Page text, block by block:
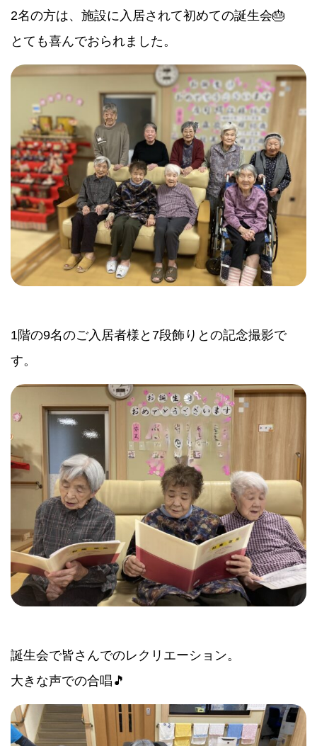
2名の方は、施設に入居されて初めての誕生会🎂
とても喜んでおられました。
1階の9名のご入居者様と7段飾りとの記念撮影で
す。
誕生会で皆さんでのレクリエーション。
大きな声での合唱🎵